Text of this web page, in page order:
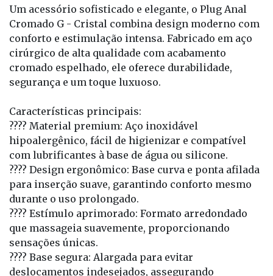
Um acessório sofisticado e elegante, o Plug Anal
Cromado G - Cristal combina design moderno com
conforto e estimulação intensa. Fabricado em aço
cirúrgico de alta qualidade com acabamento
cromado espelhado, ele oferece durabilidade,
segurança e um toque luxuoso.
Características principais:
???? Material premium: Aço inoxidável
hipoalergênico, fácil de higienizar e compatível
com lubrificantes à base de água ou silicone.
???? Design ergonômico: Base curva e ponta afilada
para inserção suave, garantindo conforto mesmo
durante o uso prolongado.
???? Estímulo aprimorado: Formato arredondado
que massageia suavemente, proporcionando
sensações únicas.
???? Base segura: Alargada para evitar
deslocamentos indesejados, assegurando